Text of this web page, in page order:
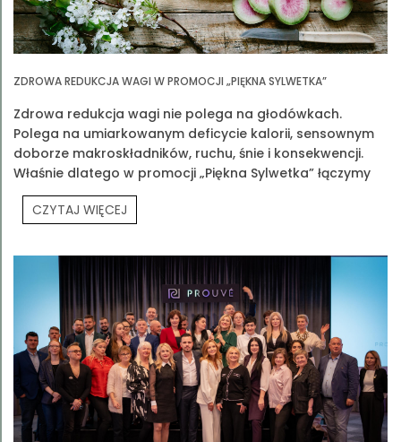
ZDROWA REDUKCJA WAGI W PROMOCJI „PIĘKNA SYLWETKA”
Zdrowa redukcja wagi nie polega na głodówkach.
Polega na umiarkowanym deficycie kalorii, sensownym
doborze makroskładników, ruchu, śnie i konsekwencji.
Właśnie dlatego w promocji „Piękna Sylwetka” łączymy
edukację z praktyką
CZYTAJ WIĘCEJ